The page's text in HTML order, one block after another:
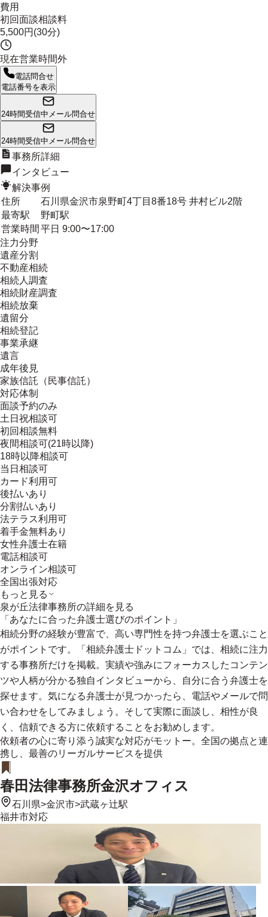
費用
初回面談相談料
5,500円(30分)
現在営業時間外
電話問合せ
電話番号を表示
24時間受信中 メール問合せ
24時間受信中 メール問合せ
事務所詳細
インタビュー
解決事例
住所
石川県金沢市泉野町4丁目8番18号 井村ビル2階
最寄駅
野町駅
営業時間 平日 9:00〜17:00
注力分野
遺産分割
不動産相続
相続人調査
相続財産調査
相続放棄
遺留分
相続登記
事業承継
遺言
成年後見
家族信託（民事信託）
対応体制
面談予約のみ
土日祝相談可
初回相談無料
夜間相談可(21時以降)
18時以降相談可
当日相談可
カード利用可
後払いあり
分割払いあり
法テラス利用可
着手金無料あり
女性弁護士在籍
電話相談可
オンライン相談可
全国出張対応
もっと見る
泉が丘法律事務所の詳細を見る
「あなたに合った弁護士選びのポイント」
相続分野の経験が豊富で、高い専門性を持つ弁護士を選ぶこと
がポイントです。「相続弁護士ドットコム」では、相続に注力
する事務所だけを掲載。実績や強みにフォーカスしたコンテン
ツや人柄が分かる独自インタビューから、自分に合う弁護士を
探せます。気になる弁護士が見つかったら、電話やメールで問
い合わせをしてみましょう。そして実際に面談し、相性が良
く、信頼できる方に依頼することをお勧めします。
依頼者の心に寄り添う誠実な対応がモットー。全国の拠点と連
携し、最善のリーガルサービスを提供
春田法律事務所金沢オフィス
石川県>金沢市>武蔵ヶ辻駅
福井市対応